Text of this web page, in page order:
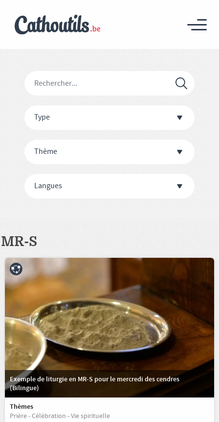
Type
Thème
Langues
MR-S
Exemple de liturgie en MR-S pour le mercredi des cendres
(Bilingue)
Thèmes
Prière - Célébration - Vie spirituelle